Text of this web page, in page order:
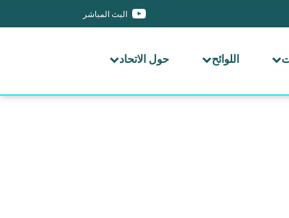
البث المباشر
اللوائح حول الاتحاد